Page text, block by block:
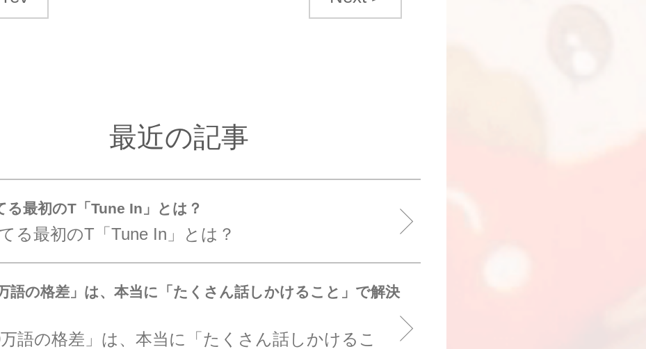
最近の記事
る最初のT「Tune In」とは？
る最初のT「Tune In」とは？
語の格差」は、本当に「たくさん話しかけること」で解決
万語の格差」は、本当に「たくさん話しかけるこ